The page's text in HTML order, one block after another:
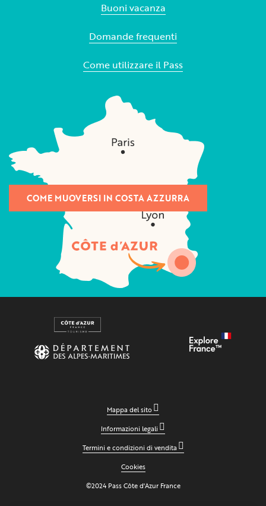
Buoni vacanza
Domande frequenti
Come utilizzare il Pass
COME MUOVERSI IN COSTA AZZURRA
Mappa del sito
Informazioni legali
Termini e condizioni di vendita
Cookies
©2024 Pass Côte d'Azur France